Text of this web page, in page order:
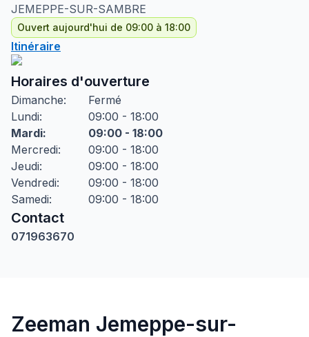
JEMEPPE-SUR-SAMBRE
Ouvert aujourd'hui de 09:00 à 18:00
Itinéraire
Horaires d'ouverture
Dimanche:
Fermé
Lundi:
09:00 - 18:00
Mardi:
09:00 - 18:00
Mercredi:
09:00 - 18:00
Jeudi:
09:00 - 18:00
Vendredi:
09:00 - 18:00
Samedi: 09:00 - 18:00
Contact
071963670
Zeeman Jemeppe-sur-